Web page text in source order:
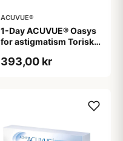
ACUVUE®
1-Day ACUVUE® Oasys
for astigmatism Toriske /
Endagslinser
393,00 kr